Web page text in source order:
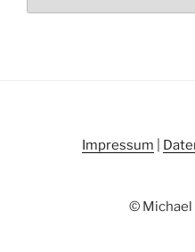
Impressum
© Michael